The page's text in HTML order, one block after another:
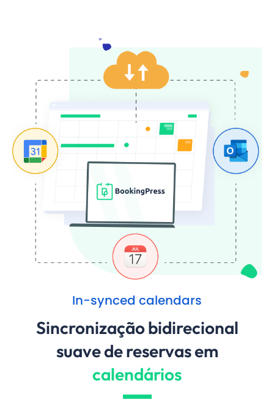
In-synced calendars
Sincronização bidirecional
suave de reservas em
calendários